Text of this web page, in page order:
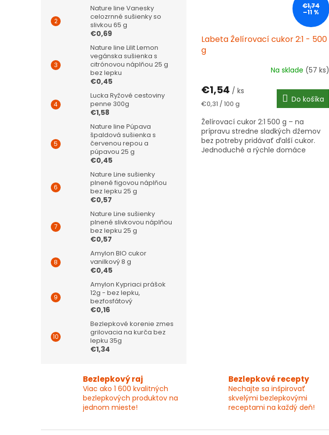
Nature line Vanesky
celozrnné sušienky so
slivkou 65 g
€0,69
Nature line Lilit Lemon
vegánska sušienka s
citrónovou náplňou 25 g
bez lepku
€0,45
Lucka Ryžové cestoviny
penne 300g
€1,58
Nature line Púpava
špaldová sušienka s
červenou repou a
púpavou 25 g
€0,45
Nature Line sušienky
plnené figovou náplňou
bez lepku 25 g
€0,57
Nature Line sušienky
plnené slivkovou náplňou
bez lepku 25 g
€0,57
Amylon BIO cukor
vanilkový 8 g
€0,45
Amylon Kypriaci prášok
12g - bez lepku,
bezfosfátový
€0,16
Bezlepkové korenie zmes
grilovacia na kurča bez
lepku 35g
€1,34
€1,74
–11 %
Labeta Želírovací cukor 2:1 - 500
g
Na sklade (57 ks)
€1,54 / ks
Jednotková
€0,31 / 100 g Do košíka
Želírovací cukor 2:1 500 g – na
prípravu stredne sladkých džemov
bez potreby pridávať ďalší cukor.
Jednoduché a rýchle domáce
Bezlepkový raj
Viac ako 1 600 kvalitných
bezlepkových produktov na
jednom mieste!
Bezlepkové recepty
Nechajte sa inšpirovať
skvelými bezlepkovými
receptami na každý deň!